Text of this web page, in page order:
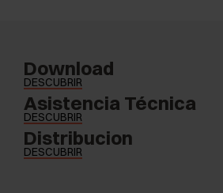
Download
DESCUBRIR
Asistencia Técnica
DESCUBRIR
Distribucion
DESCUBRIR